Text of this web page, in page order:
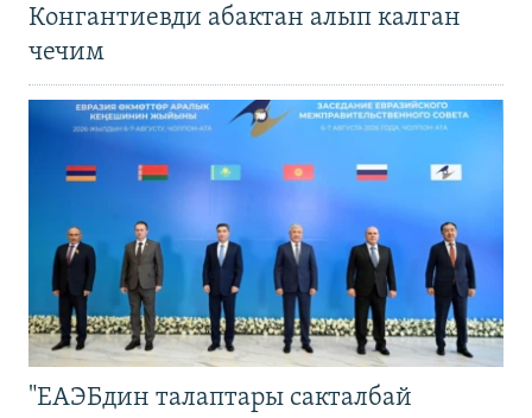
Конгантиевди абактан алып калган
чечим
"ЕАЭБдин талаптары сакталбай